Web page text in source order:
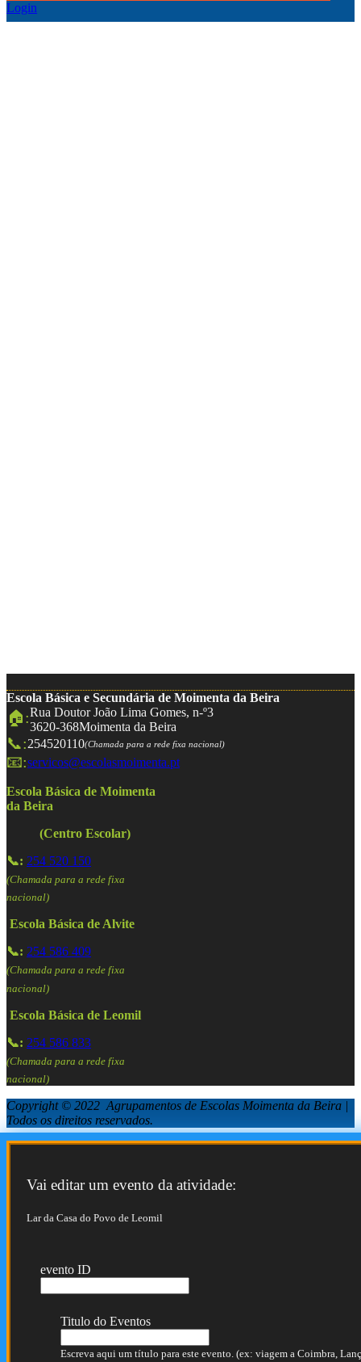
Login
Escola Básica e Secundária de Moimenta da Beira
🏠:Rua Doutor João Lima Gomes, n-º3
3620-368Moimenta da Beira
📞:254520110(Chamada para a rede fixa nacional)
📧:servicos@escolasmoimenta.pt
Escola Básica de Moimenta
da Beira
(Centro Escolar)
📞: 254 520 150
(Chamada para a rede fixa
nacional)
Escola Básica de Alvite
📞: 254 586 409
(Chamada para a rede fixa
nacional)
Escola Básica de Leomil
📞: 254 586 833
(Chamada para a rede fixa
nacional)
Copyright © 2022 Agrupamentos de Escolas Moimenta da Beira |
Todos os direitos reservados.
Vai editar um evento da atividade:
Lar da Casa do Povo de Leomil
evento ID
Titulo do Eventos
Escreva aqui um título para este evento. (ex: viagem a Coimbra,